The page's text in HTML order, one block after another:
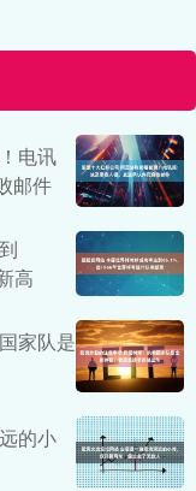
电讯
邮件
高
家队是
的小